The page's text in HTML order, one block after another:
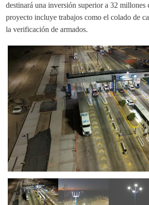
destinará una inversión superior a 32 millones
proyecto incluye trabajos como el colado de
la verificación de armados.